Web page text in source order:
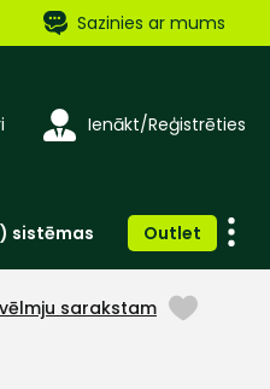
Sazinies ar mums
Ienākt/Reģistrēties
sistēmas Outlet
sarakstam